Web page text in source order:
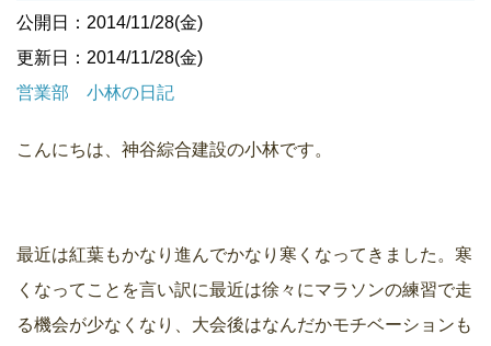
公開日：2014/11/28(金)
更新日：2014/11/28(金)
営業部 小林の日記
こんにちは、神谷綜合建設の小林です。
最近は紅葉もかなり進んでかなり寒くなってきました。寒
くなってことを言い訳に最近は徐々にマラソンの練習で走
る機会が少なくなり、大会後はなんだかモチベーションも